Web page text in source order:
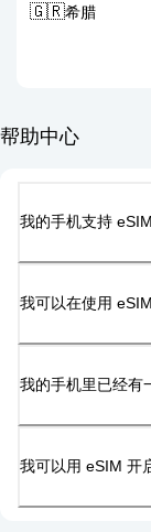
🇬🇷希腊
帮助中心
我的手机支持
我可以在使用
我的手机里已经有
我可以用 eSIM 开